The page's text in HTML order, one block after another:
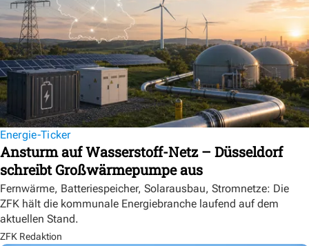
Energie-Ticker
Ansturm auf Wasserstoff-Netz – Düsseldorf
schreibt Großwärmepumpe aus
Fernwärme, Batteriespeicher, Solarausbau, Stromnetze: Die
ZFK hält die kommunale Energiebranche laufend auf dem
aktuellen Stand.
ZFK Redaktion